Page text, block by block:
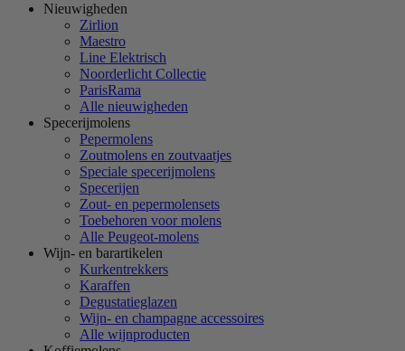
Nieuwigheden
Zirlion
Maestro
Line Elektrisch
Noorderlicht Collectie
ParisRama
Alle nieuwigheden
Specerijmolens
Pepermolens
Zoutmolens en zoutvaatjes
Speciale specerijmolens
Specerijen
Zout- en pepermolensets
Toebehoren voor molens
Alle Peugeot-molens
Wijn- en barartikelen
Kurkentrekkers
Karaffen
Degustatieglazen
Wijn- en champagne accessoires
Alle wijnproducten